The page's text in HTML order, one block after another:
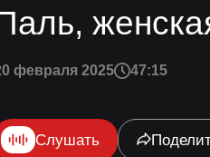
февраля 2025 47:15
Слушать